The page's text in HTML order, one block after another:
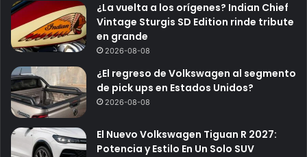
¿La vuelta a los orígenes? Indian Chief
Vintage Sturgis SD Edition rinde tribute
en grande
2026-08-08
¿El regreso de Volkswagen al segmento
de pick ups en Estados Unidos?
2026-08-08
El Nuevo Volkswagen Tiguan R 2027:
Potencia y Estilo En Un Solo SUV